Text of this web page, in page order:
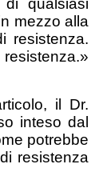
di qualsiasi
mezzo alla
resistenza.
il Dr.
inteso dal
potrebbe
resistenza